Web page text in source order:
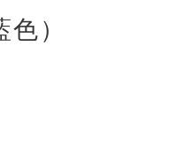
）